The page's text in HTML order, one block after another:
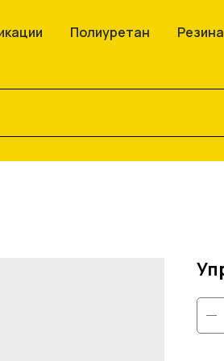
Полиуретан Резина